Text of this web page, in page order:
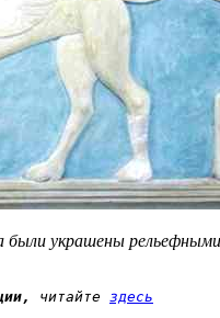
были украшены
читайте здесь